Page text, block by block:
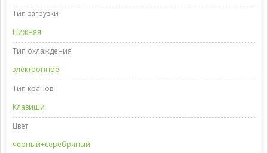
Тип загрузки
Нижняя
Тип охлаждения
электронное
Тип кранов
Клавиши
Цвет
черный+серебряный